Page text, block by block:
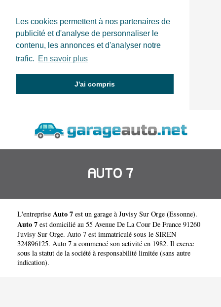
Les cookies permettent à nos partenaires de
publicité et d'analyse de personnaliser le
contenu, les annonces et d'analyser notre
trafic. En savoir plus
J'ai compris
AUTO 7
L'entreprise Auto 7 est un garage à Juvisy Sur Orge (Essonne).
Auto 7 est domicilié au 55 Avenue De La Cour De France 91260
Juvisy Sur Orge. Auto 7 est immatriculé sous le SIREN
324896125. Auto 7 a commencé son activité en 1982. Il exerce
sous la statut de la société à responsabilité limitée (sans autre
indication).